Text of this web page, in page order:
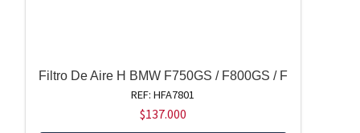
Filtro De Aire H BMW F750GS / F800GS / F
REF: HFA7801
$137.000